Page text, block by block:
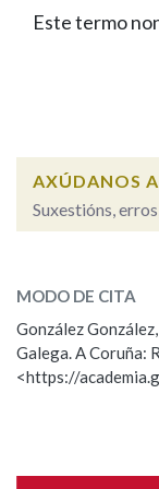
Facebook
TwitterYoutube
BUSCAR NOS
Remata por
BUSCAR NO
Nas definicións
Este termo
AXÚDANOS
Suxestións,
Observación
Nome
MODO DE CITA
González
Galega. A Coruña:
<https://